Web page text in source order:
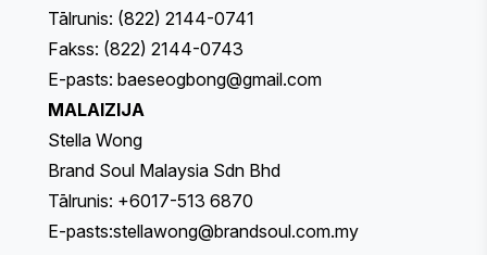
Tālrunis: (822) 2144-0741
Fakss: (822) 2144-0743
E-pasts: baeseogbong@gmail.com
MALAIZIJA
Stella Wong
Brand Soul Malaysia Sdn Bhd
Tālrunis: +6017-513 6870
E-pasts:stellawong@brandsoul.com.my